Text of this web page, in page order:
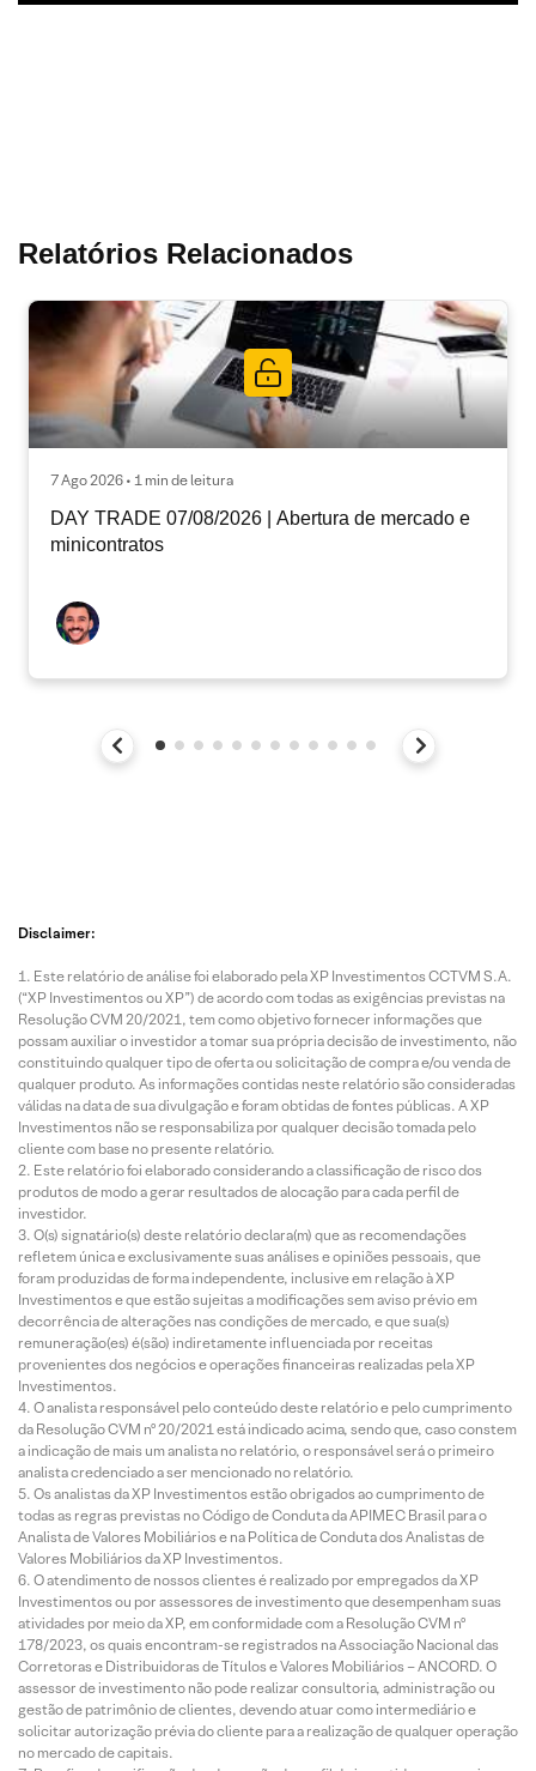
Relatórios Relacionados
7 Ago 2026 • 1 min de leitura
DAY TRADE 07/08/2026 | Abertura de mercado e
minicontratos
Disclaimer:
Este relatório de análise foi elaborado pela XP Investimentos CCTVM S.A.
(“XP Investimentos ou XP”) de acordo com todas as exigências previstas na
Resolução CVM 20/2021, tem como objetivo fornecer informações que
possam auxiliar o investidor a tomar sua própria decisão de investimento, não
constituindo qualquer tipo de oferta ou solicitação de compra e/ou venda de
qualquer produto. As informações contidas neste relatório são consideradas
válidas na data de sua divulgação e foram obtidas de fontes públicas. A XP
Investimentos não se responsabiliza por qualquer decisão tomada pelo
cliente com base no presente relatório.
Este relatório foi elaborado considerando a classificação de risco dos
produtos de modo a gerar resultados de alocação para cada perfil de
investidor.
O(s) signatário(s) deste relatório declara(m) que as recomendações
refletem única e exclusivamente suas análises e opiniões pessoais, que
foram produzidas de forma independente, inclusive em relação à XP
Investimentos e que estão sujeitas a modificações sem aviso prévio em
decorrência de alterações nas condições de mercado, e que sua(s)
remuneração(es) é(são) indiretamente influenciada por receitas
provenientes dos negócios e operações financeiras realizadas pela XP
Investimentos.
O analista responsável pelo conteúdo deste relatório e pelo cumprimento
da Resolução CVM nº 20/2021 está indicado acima, sendo que, caso constem
a indicação de mais um analista no relatório, o responsável será o primeiro
analista credenciado a ser mencionado no relatório.
Os analistas da XP Investimentos estão obrigados ao cumprimento de
todas as regras previstas no Código de Conduta da APIMEC Brasil para o
Analista de Valores Mobiliários e na Política de Conduta dos Analistas de
Valores Mobiliários da XP Investimentos.
O atendimento de nossos clientes é realizado por empregados da XP
Investimentos ou por assessores de investimento que desempenham suas
atividades por meio da XP, em conformidade com a Resolução CVM nº
178/2023, os quais encontram-se registrados na Associação Nacional das
Corretoras e Distribuidoras de Títulos e Valores Mobiliários – ANCORD. O
assessor de investimento não pode realizar consultoria, administração ou
gestão de patrimônio de clientes, devendo atuar como intermediário e
solicitar autorização prévia do cliente para a realização de qualquer operação
no mercado de capitais.